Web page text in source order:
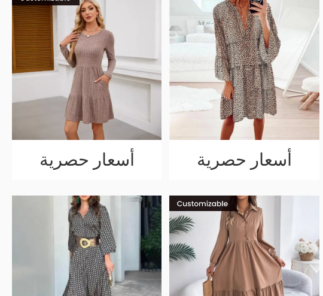
أسعار حصرية أسعار حصرية